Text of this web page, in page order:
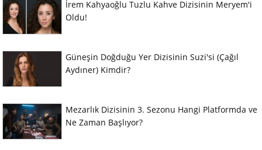
İrem Kahyaoğlu Tuzlu Kahve Dizisinin Meryem'i
Oldu!
Güneşin Doğduğu Yer Dizisinin Suzi'si (Çağıl
Aydıner) Kimdir?
Mezarlık Dizisinin 3. Sezonu Hangi Platformda ve
Ne Zaman Başlıyor?